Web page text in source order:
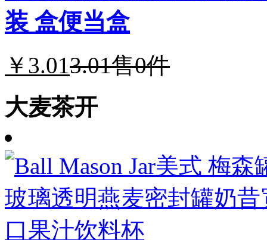
装 盒便当盒
￥3.013.01售0件
大麦茶开